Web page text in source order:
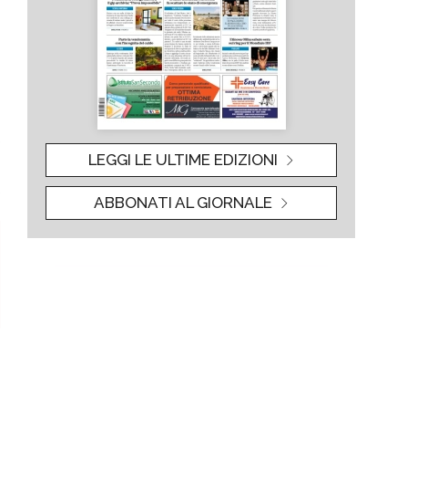
LEGGI LE ULTIME EDIZIONI
ABBONATI AL GIORNALE